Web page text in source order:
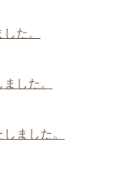
た。
した。
ました。